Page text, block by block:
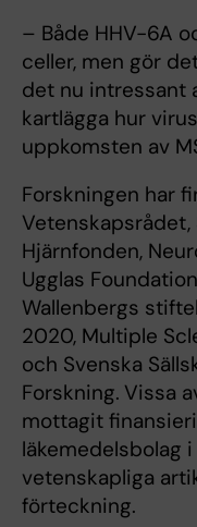
– Både HHV-6A
celler, men gör
det nu intressant
kartlägga hur
uppkomsten av
Forskningen har
Hjärnfonden,
Ugglas
Wallenbergs
2020, Multiple
och Svenska
Forskning. Vissa
mottagit
läkemedelsbolag
vetenskapliga
förteckning.